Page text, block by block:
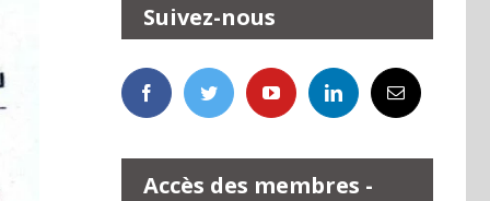
Suivez-nous
Accès des membres -